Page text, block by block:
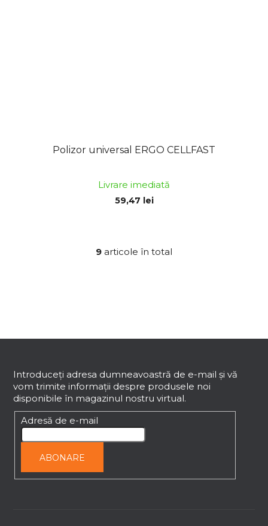
Polizor universal ERGO CELLFAST
Livrare imediată
59,47 lei
C
l
l
i
s
t
ă
r
o
9 articole în total
Introduceţi adresa dumneavoastră de e-mail şi vă
vom trimite informaţii despre produsele noi
disponibile în magazinul nostru virtual.
Adresă de e-mail
ABONARE